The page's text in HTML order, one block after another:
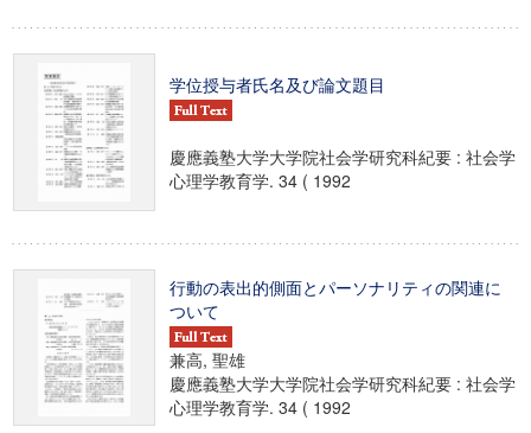
学位授与者氏名及び論文題目
慶應義塾大学大学院社会学研究科紀要 : 社会学
心理学教育学. 34 ( 1992
行動の表出的側面とパーソナリティの関連に
ついて
兼高, 聖雄
慶應義塾大学大学院社会学研究科紀要 : 社会学
心理学教育学. 34 ( 1992